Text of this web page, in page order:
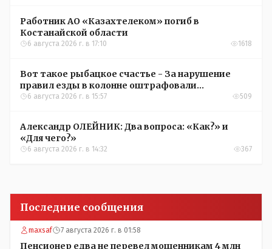
Работник АО «Казахтелеком» погиб в
Костанайской области
6 августа 2026 г. в 17:10 1618
Вот такое рыбацкое счастье - За нарушение
правил езды в колонне оштрафовали
участников соревнований в Аркалыке
6 августа 2026 г. в 15:57 509
Александр ОЛЕЙНИК: Два вопроса: «Как?» и
«Для чего?»
6 августа 2026 г. в 14:32 367
Последние сообщения
maxsaf 7 августа 2026 г. в 01:58
Пенсионер едва не перевел мошенникам 4 млн